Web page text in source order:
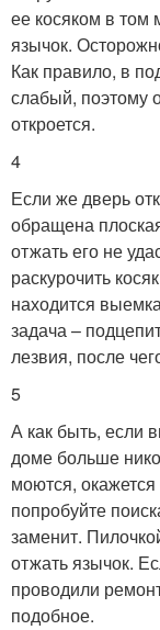
ее косяком в том
язычок.
Как правило, в
слабый, поэтому
откроется.
4
Если же дверь
обращена
отжать его не
раскурочить
находится
задача –
лезвия, после
5
А как быть, если
доме больше
моются,
попробуйте
заменит.
отжать язычок.
проводили
подобное.